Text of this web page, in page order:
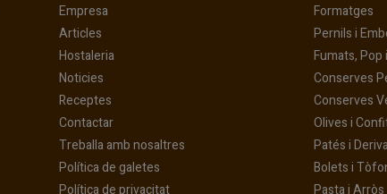
Empresa(current)
Articles
Hostaleria(current)
Noticies
Receptes
Contactar(current)
Treballa amb nosaltres
Política de galetes
Política de privacitat
Formatges
Pernils i
Fumats, Pop
Conserves
Conserves
Olives i
Patés i
Bolets i
Pasta i Arròs